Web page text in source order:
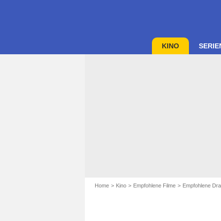
KINO
Home Kino Empfohlene Filme Empfohlene